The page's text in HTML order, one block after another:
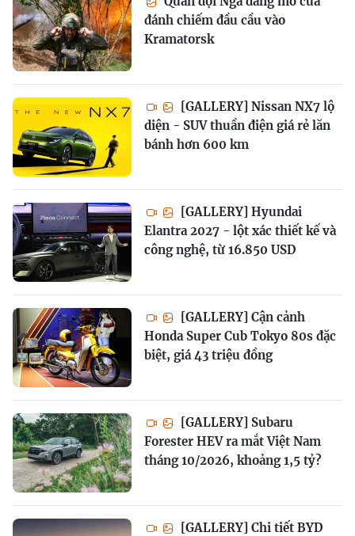
đánh chiếm đầu cầu vào
Kramatorsk
[GALLERY] Nissan NX7 lộ
diện - SUV thuần điện giá rẻ lăn
bánh hơn 600 km
[GALLERY] Hyundai
Elantra 2027 - lột xác thiết kế và
công nghệ, từ 16.850 USD
[GALLERY] Cận cảnh
Honda Super Cub Tokyo 80s đặc
biệt, giá 43 triệu đồng
[GALLERY] Subaru
Forester HEV ra mắt Việt Nam
tháng 10/2026, khoảng 1,5 tỷ?
[GALLERY] Chi tiết BYD